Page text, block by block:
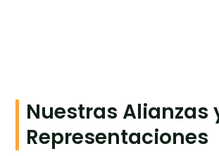
Nuestras Alianzas
Representaciones